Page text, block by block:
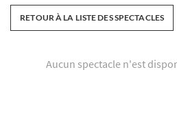
RETOUR À LA LISTE DES SPECTACLES
Aucun spectacle n'est